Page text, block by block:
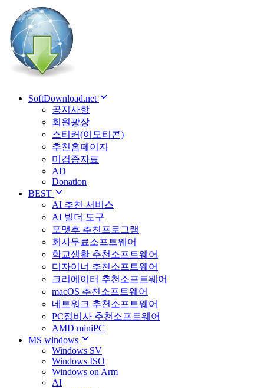
SoftDownload.net
공지사항
회원광장
스티커(이모티콘)
추천홈페이지
미검증자료
AD
Donation
BEST
AI 추천 서비스
AI 빌더 도구
포맷후 추천프로그램
회사무료소프트웨어
학교생활 추천소프트웨어
디자이너 추천소프트웨어
크리에이터 추천소프트웨어
macOS 추천소프트웨어
네트워크 추천소프트웨어
PC정비사 추천소프트웨어
AMD miniPC
MS windows
Windows SV
Windows ISO
Windows on Arm
AI